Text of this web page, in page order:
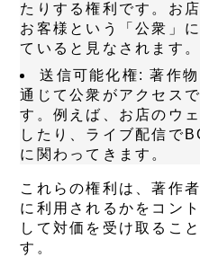
たりする権利です。お
お客様という「公衆」
ていると見なされます。
送信可能化権: 著作
通じて公衆がアクセス
す。例えば、お店のウ
したり、ライブ配信で
に関わってきます。
これらの権利は、著作
に利用されるかをコン
して対価を受け取るこ
す。